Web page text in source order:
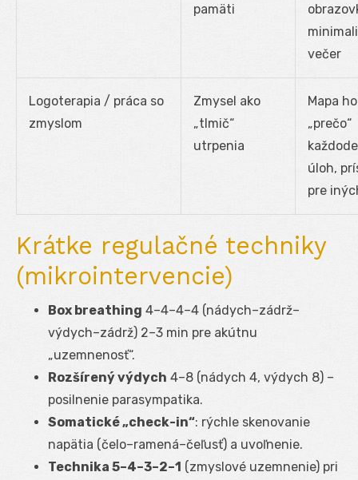
pamäti
večer
Logoterapia / práca so
zmyslom
Zmysel ako
„tlmič“
utrpenia
Mapa
„prečo“
úloh,
pre
Krátke regulačné techniky
(mikrointervencie)
Box breathing 4–4–4–4 (nádych–zádrž–
výdych–zádrž) 2–3 min pre akútnu
„uzemnenosť“.
Rozšírený výdych 4–8 (nádych 4, výdych 8) –
posilnenie parasympatika.
Somatické „check-in“: rýchle skenovanie
napätia (čelo–ramená–čeľusť) a uvoľnenie.
Technika 5–4–3–2–1 (zmyslové uzemnenie) pri